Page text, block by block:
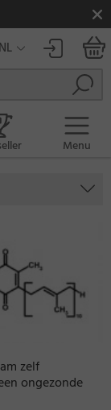
NL
Menu
zelf
ongezonde